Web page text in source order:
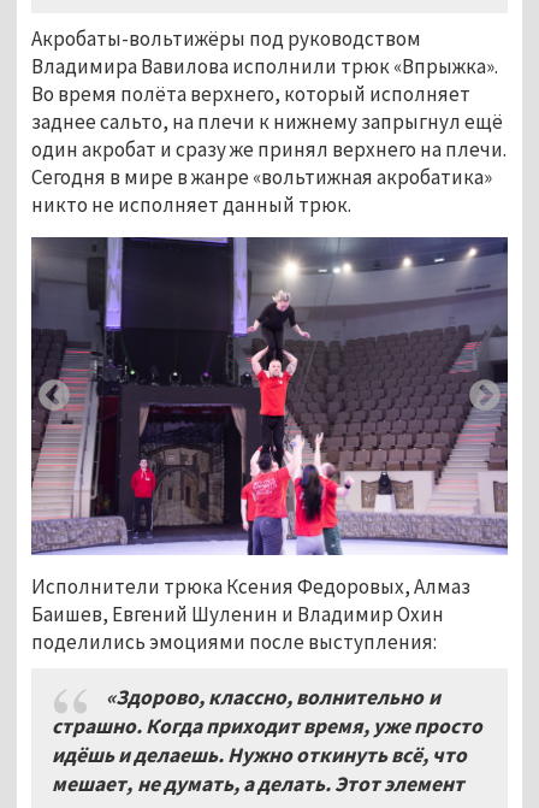
Акробаты-вольтижёры под руководством
Владимира Вавилова исполнили трюк «Впрыжка».
Во время полёта верхнего, который исполняет
заднее сальто, на плечи к нижнему запрыгнул ещё
один акробат и сразу же принял верхнего на плечи.
Сегодня в мире в жанре «вольтижная акробатика»
никто не исполняет данный трюк.
Исполнители трюка Ксения Федоровых, Алмаз
Баишев, Евгений Шуленин и Владимир Охин
поделились эмоциями после выступления:
«Здорово, классно, волнительно и
страшно. Когда приходит время, уже просто
идёшь и делаешь. Нужно откинуть всё, что
мешает, не думать, а делать. Этот элемент